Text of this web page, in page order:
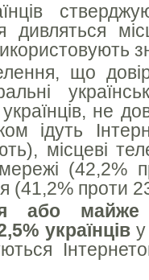
що
не
ідуть
місцеві
(42,2%
(41,2% проти
або майже
українціву